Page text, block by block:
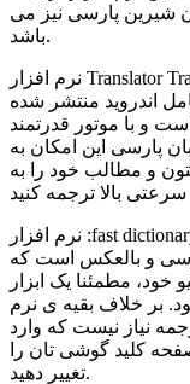
جمله زبان شیرین پارسی نیز می
باشد.
نرم افزار Translator TransZilla: یکی از نرم افزار های قدرتمند و
اندروید منتشر شده
است و با موتور قدرتمند google translate کار می کند. این برنامه با
زبان پارسی این امکان به
و مطالب خود را به
نرم افزار :fast dictionary این نرم افزار ترجمه، یک فرهنگ لغتی
و بالعکس است که
در آرشیو خود، مطمئنا یک ابزار
بر خلاف بقیه ی نرم
نیاز نیست که وارد
کلید گوشی تان را
تغییر دهید.